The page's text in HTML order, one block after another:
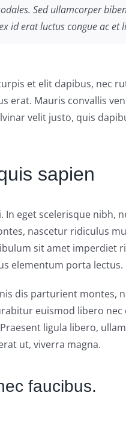
Sed ullamcorper
id erat luctus congue ac et
et elit dapibus, nec
erat. Mauris convallis
velit justo, quis
sapien
eget scelerisque nibh,
nascetur ridiculus
sit amet imperdiet
elementum porta lectus.
dis parturient montes,
euismod libero
ligula libero,
ut, viverra magna.
faucibus.